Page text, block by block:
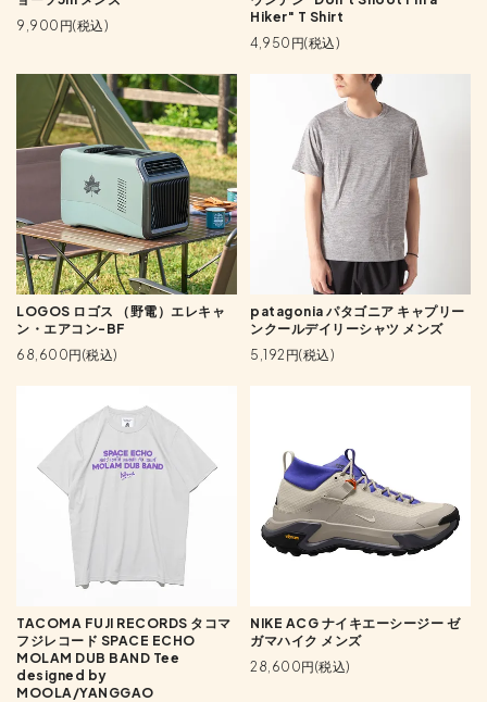
9,900円(税込)
Hiker" T Shirt
4,950円(税込)
LOGOS ロゴス （野電）エレキャ
ン・エアコン-BF
68,600円(税込)
patagonia パタゴニア キャプリー
ンクールデイリーシャツ メンズ
5,192円(税込)
TACOMA FUJI RECORDS タコマ
フジレコード SPACE ECHO
MOLAM DUB BAND Tee
designed by
MOOLA/YANGGAO
NIKE ACG ナイキエーシージー ゼ
ガマハイク メンズ
28,600円(税込)